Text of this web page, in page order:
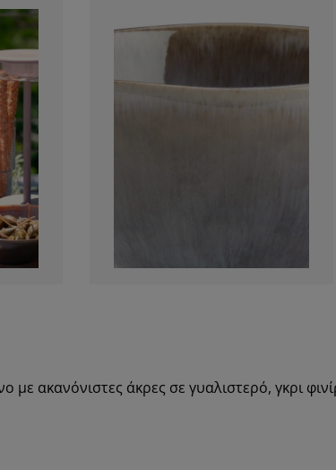
με ακανόνιστες άκρες σε γυαλιστερό, γκρι